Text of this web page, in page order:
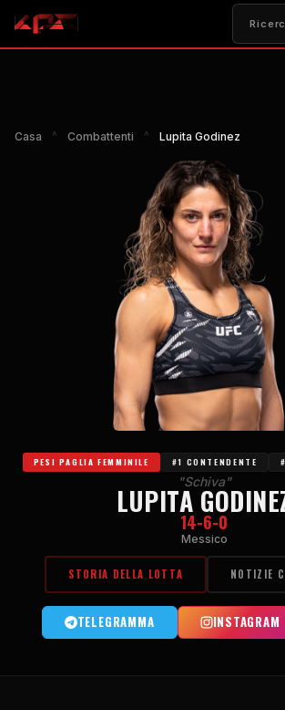
Casa ^ Combattenti ^ Lupita Godinez
PESI PAGLIA FEMMINILE #1 CONTENDENTE
"Schiva"
LUPITA
14-6-0
Messico
STORIA DELLA LOTTA NOTIZIE
TELEGRAMMA INSTAGRAM